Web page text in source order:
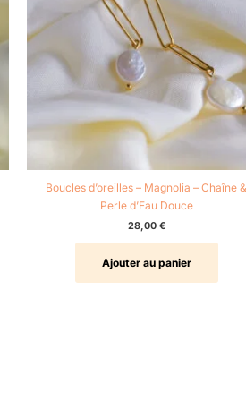
Boucles d’oreilles – Magnolia – Chaîne &
Perle d’Eau Douce
28,00 €
Ajouter au panier